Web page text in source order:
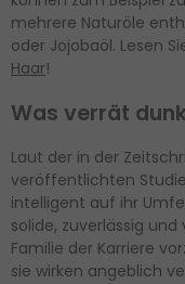
mehrere Naturöle
oder Jojobaöl. Lesen
Haar!
Was verrät
Laut der in der
veröffentlichten
intelligent auf ihr
solide, zuverlässig
Familie der Karriere
sie wirken angeblich